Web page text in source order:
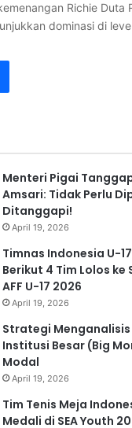
Richie Duta
dominasi di
Menteri Pigai
Amsari: Tidak Perlu
Ditanggapi!
April 19, 2026
Timnas Indonesia U-
Berikut 4 Tim Lolos ke
AFF U-17 2026
April 19, 2026
Strategi
Institusi Besar (Big
Modal
April 19, 2026
Tim Tenis Meja
Medali di SEA Youth